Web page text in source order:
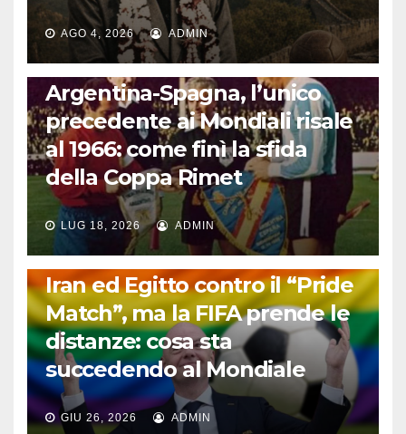
AGO 4, 2026 ADMIN
CALCIO INTERNAZIONALE
Argentina-Spagna, l’unico
precedente ai Mondiali risale
al 1966: come finì la sfida
della Coppa Rimet
LUG 18, 2026 ADMIN
FUORI DAL CAMPO: CALCIO, GOSSIP E NON SOLO
Iran ed Egitto contro il “Pride
Match”, ma la FIFA prende le
distanze: cosa sta
succedendo al Mondiale
GIU 26, 2026 ADMIN